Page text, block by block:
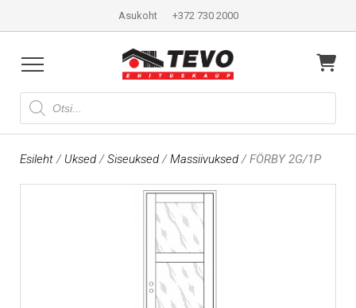
Asukoht +372 730 2000
Products
search
Esileht/ Uksed/Siseuksed/Massiivuksed/ FÖRBY 2G/1P